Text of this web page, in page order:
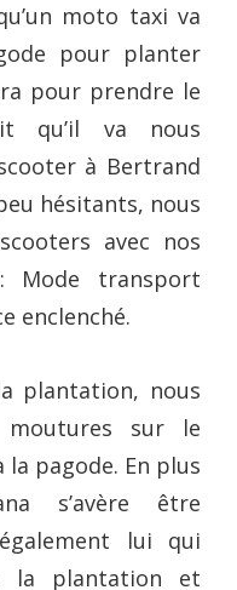
moto taxi va
pour planter
pour prendre le
qu’il va nous
à Bertrand
hésitants, nous
avec nos
Mode transport
enclenché.
plantation, nous
moutures sur le
pagode. En plus
s’avère être
lui qui
la plantation et